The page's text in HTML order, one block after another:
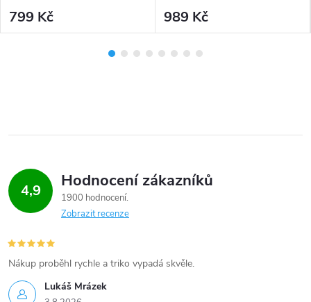
799 Kč
Planet
989 Kč
4,9 Hodnocení zákazníků
1900 hodnocení
Zobrazit recenze
Lukáš Mrázek
Nákup proběhl rychle a triko vypadá skvěle.